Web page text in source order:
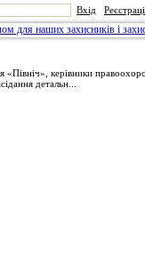
Вхід
керівники
детальн...